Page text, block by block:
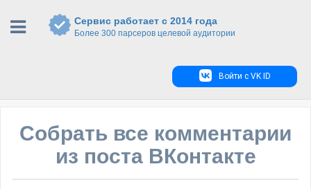
Сервис работает с 2014 года
Более 300 парсеров целевой аудитории
Войти с VK ID
Собрать все комментарии
из поста ВКонтакте